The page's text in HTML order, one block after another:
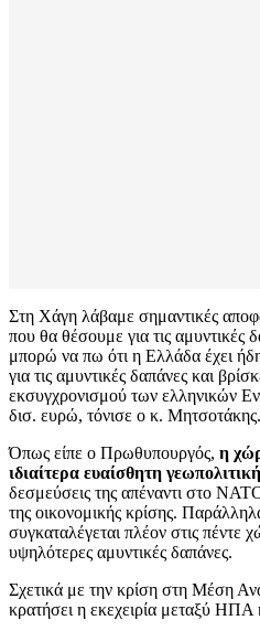
Στη Χάγη λάβαμε σημαντικές
που θα θέσουμε για τις αμυντικές
μπορώ να πω ότι η Ελλάδα έχει
για τις αμυντικές δαπάνες και
εκσυγχρονισμού των ελληνικών
δισ. ευρώ, τόνισε ο κ. Μητσοτάκης.
Όπως είπε ο Πρωθυπουργός, η
ιδιαίτερα ευαίσθητη
δεσμεύσεις της απέναντι στο
της οικονομικής κρίσης.
συγκαταλέγεται πλέον στις πέντε
υψηλότερες αμυντικές δαπάνες.
Σχετικά με την κρίση στη Μέση
κρατήσει η εκεχειρία μεταξύ ΗΠΑ